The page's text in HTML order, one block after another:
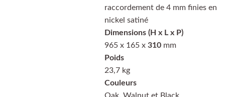
raccordement de 4 mm finies en
nickel satiné
Dimensions (H x L x P)
965 x 165 x 310 mm
Poids
23,7 kg
Couleurs